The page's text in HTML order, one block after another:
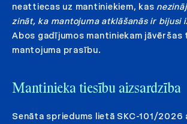
neattiecas uz mantiniekiem, kas
zināt, ka mantojuma atklāšanās ir bijusi
Abos gadījumos mantiniekam jāvēršas
mantojuma prasību.
Mantinieka tiesību aizsardzība
Senāta spriedums lietā SKC-101/2026